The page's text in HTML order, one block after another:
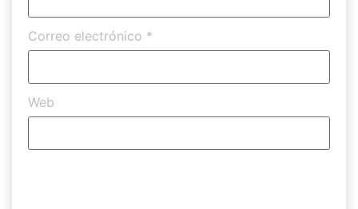
Correo electrónico *
Web